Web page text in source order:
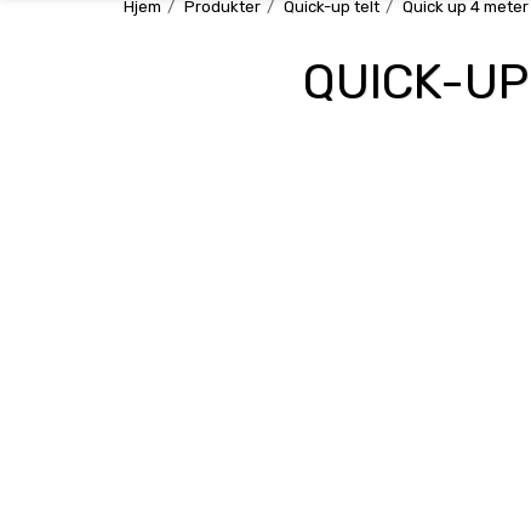
Hjem Produkter Quick-up telt Quick up 4 meter
QUICK-